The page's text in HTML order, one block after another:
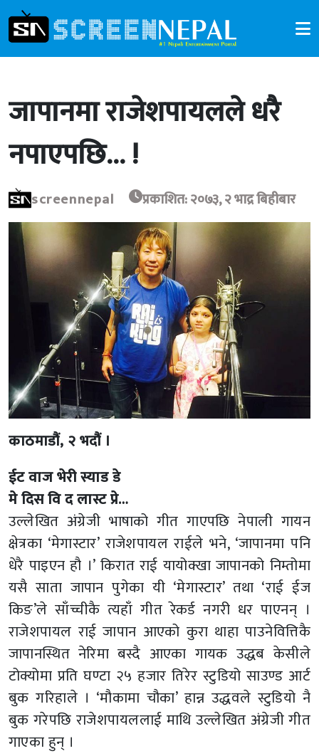
जापानमा राजेशपायलले धरै
नपाएपछि… !
screennepal प्रकाशित: २०७३, २ भाद्र बिहीबार
काठमाडौं, २ भदौं ।
ईट वाज भेरी स्याड डे
मे दिस वि द लास्ट प्रे…
उल्लेखित अंग्रेजी भाषाको गीत गाएपछि नेपाली गायन
क्षेत्रका ‘मेगास्टार’ राजेशपायल राईले भने, ‘जापानमा पनि
धेरै पाइएन हौ ।’ किरात राई यायोक्खा जापानको निम्तोमा
यसै साता जापान पुगेका यी ‘मेगास्टार’ तथा ‘राई ईज
किङ’ले साँच्चीकै त्यहाँ गीत रेकर्ड नगरी धर पाएनन् ।
राजेशपायल राई जापान आएको कुरा थाहा पाउनेवित्तिकै
जापानस्थित नेरिमा बस्दै आएका गायक उद्धब केसीले
टोक्योमा प्रति घण्टा २५ हजार तिरेर स्टुडियो साउण्ड आर्ट
बुक गरिहाले । ‘मौकामा चौका’ हान्न उद्धवले स्टुडियो नै
बुक गरेपछि राजेशपायललाई माथि उल्लेखित अंग्रेजी गीत
गाएका हुन् ।